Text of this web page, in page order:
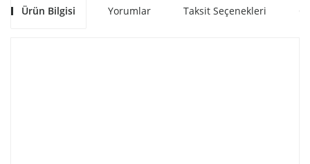
Ürün Bilgisi Yorumlar Taksit Seçenekleri